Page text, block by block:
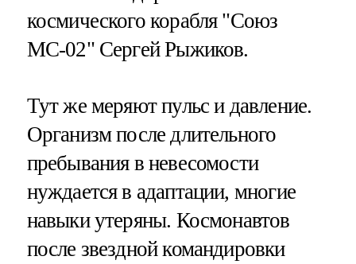
космического корабля "Союз
МС-02" Сергей Рыжиков.
Тут же меряют пульс и давление.
Организм после длительного
пребывания в невесомости
нуждается в адаптации, многие
навыки утеряны. Космонавтов
после звездной командировки